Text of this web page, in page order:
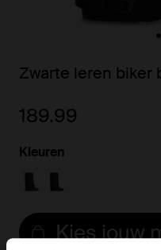
Zwarte leren biker
189.99
Kleuren
Kies jouw